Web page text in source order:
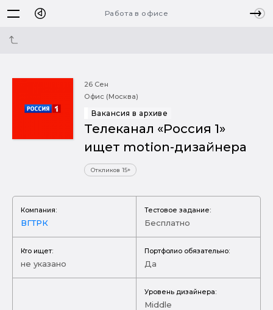
Работа в офисе
26 Сен
Офис (Москва)
Вакансия в архиве
Телеканал «Россия 1»
ищет motion-дизайнера
Откликов 15+
Компания:
ВГТРК
Тестовое задание:
Бесплатно
Кто ищет:
не указано
Портфолио обязательно:
Да
Уровень дизайнера:
Middle